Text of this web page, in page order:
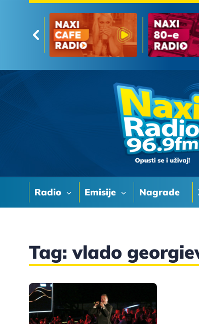
Radio Emisije Nagrade
Tag: vlado